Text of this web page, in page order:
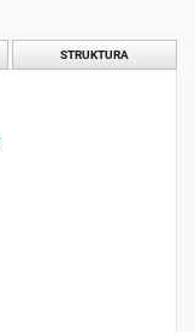
STRUKTURA